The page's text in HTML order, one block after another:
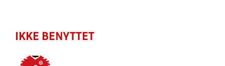
IKKE BENYTTET